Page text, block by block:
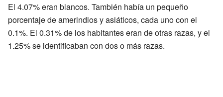
El 4.07% eran blancos. También había un pequeño
porcentaje de amerindios y asiáticos, cada uno con el
0.1%. El 0.31% de los habitantes eran de otras razas, y el
1.25% se identificaban con dos o más razas.